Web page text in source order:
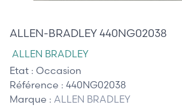
ALLEN-BRADLEY 440NG02038
ALLEN BRADLEY
Etat : Occasion
Référence : 440NG02038
Marque : ALLEN BRADLEY